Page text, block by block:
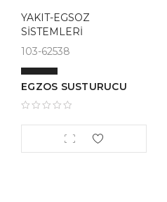
YAKIT-EGSOZ
SİSTEMLERİ
103-62538
EGZOS SUSTURUCU